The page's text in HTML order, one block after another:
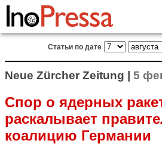
Статьи по дате
Neue Zürcher Zeitung | 5
Спор о ядерных
раскалывает
коалицию Германии